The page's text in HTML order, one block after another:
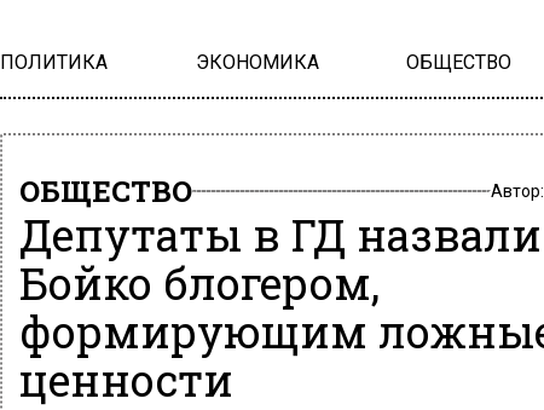
ПОЛИТИКА ЭКОНОМИКА ОБЩЕСТВО
ОБЩЕСТВО Автор:
Депутаты в ГД
Бойко блогером,
формирующим
ценности